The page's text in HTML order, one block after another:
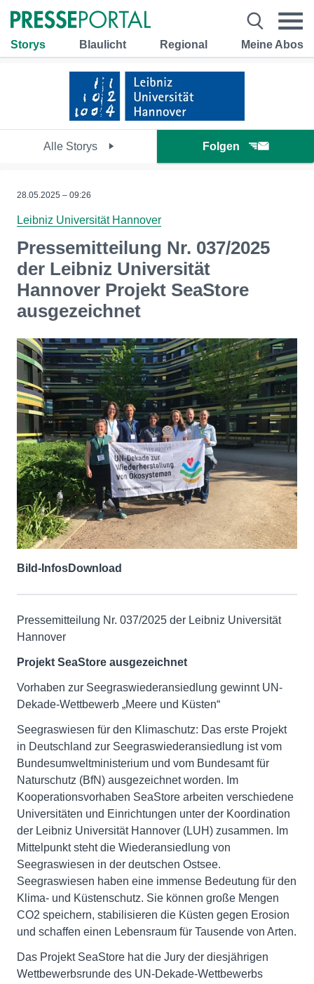
Storys Blaulicht Regional Meine Abos
Alle Storys Folgen
28.05.2025 – 09:26
Leibniz Universität Hannover
Pressemitteilung Nr. 037/2025
der Leibniz Universität
Hannover Projekt SeaStore
ausgezeichnet
Bild-InfosDownload
Pressemitteilung Nr. 037/2025 der Leibniz Universität
Hannover
Projekt SeaStore ausgezeichnet
Vorhaben zur Seegraswiederansiedlung gewinnt UN-
Dekade-Wettbewerb „Meere und Küsten“
Seegraswiesen für den Klimaschutz: Das erste Projekt
in Deutschland zur Seegraswiederansiedlung ist vom
Bundesumweltministerium und vom Bundesamt für
Naturschutz (BfN) ausgezeichnet worden. Im
Kooperationsvorhaben SeaStore arbeiten verschiedene
Universitäten und Einrichtungen unter der Koordination
der Leibniz Universität Hannover (LUH) zusammen. Im
Mittelpunkt steht die Wiederansiedlung von
Seegraswiesen in der deutschen Ostsee.
Seegraswiesen haben eine immense Bedeutung für den
Klima- und Küstenschutz. Sie können große Mengen
CO2 speichern, stabilisieren die Küsten gegen Erosion
und schaffen einen Lebensraum für Tausende von Arten.
Das Projekt SeaStore hat die Jury der diesjährigen
Wettbewerbsrunde des UN-Dekade-Wettbewerbs